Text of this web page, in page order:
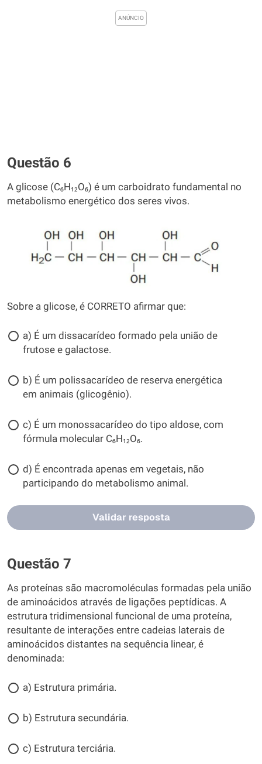
Questão 6
A glicose (C₆H₁₂O₆) é um carboidrato fundamental no
metabolismo energético dos seres vivos.
Sobre a glicose, é CORRETO afirmar que:
a) É um dissacarídeo formado pela união de
frutose e galactose.
b) É um polissacarídeo de reserva energética
em animais (glicogênio).
c) É um monossacarídeo do tipo aldose, com
fórmula molecular C₆H₁₂O₆.
d) É encontrada apenas em vegetais, não
participando do metabolismo animal.
Validar resposta
Questão 7
As proteínas são macromoléculas formadas pela união
de aminoácidos através de ligações peptídicas. A
estrutura tridimensional funcional de uma proteína,
resultante de interações entre cadeias laterais de
aminoácidos distantes na sequência linear, é
denominada:
a) Estrutura primária.
b) Estrutura secundária.
c) Estrutura terciária.